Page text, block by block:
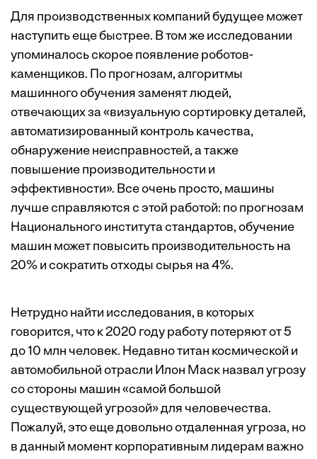
Для производственных компаний будущее может
наступить еще быстрее. В том же исследовании
упоминалось скорое появление роботов-
каменщиков. По прогнозам, алгоритмы
машинного обучения заменят людей,
отвечающих за «визуальную сортировку деталей,
автоматизированный контроль качества,
обнаружение неисправностей, а также
повышение производительности и
эффективности». Все очень просто, машины
лучше справляются с этой работой: по прогнозам
Национального института стандартов, обучение
машин может повысить производительность на
20% и сократить отходы сырья на 4%.
Нетрудно найти исследования, в которых
говорится, что к 2020 году работу потеряют от 5
до 10 млн человек. Недавно титан космической и
автомобильной отрасли Илон Маск назвал угрозу
со стороны машин «самой большой
существующей угрозой» для человечества.
Пожалуй, это еще довольно отдаленная угроза, но
в данный момент корпоративным лидерам важно